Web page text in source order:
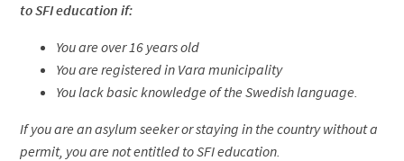
to SFI education if:
You are over 16 years old
You are registered in Vara municipality
You lack basic knowledge of the Swedish language.
If you are an asylum seeker or staying in the country without a
permit, you are not entitled to SFI education.